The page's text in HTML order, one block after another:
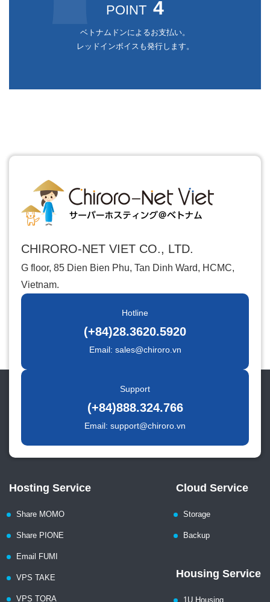
POINT 4
ベトナムドンによるお支払い。
レッドインボイスも発行します。
CHIRORO-NET VIET CO., LTD.
G floor, 85 Dien Bien Phu, Tan Dinh Ward, HCMC,
Vietnam.
Hotline
(+84)28.3620.5920
Email: sales@chiroro.vn
Support
(+84)888.324.766
Email: support@chiroro.vn
Hosting Service
Share MOMO
Share PIONE
Email FUMI
VPS TAKE
VPS TORA
Cloud Service
Storage
Backup
Housing Service
1U Housing